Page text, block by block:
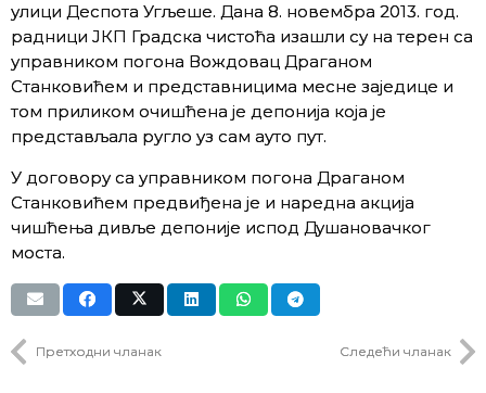
улици Деспота Угљеше. Дана 8. новембра 2013. год.
радници ЈКП Градска чистоћа изашли су на терен са
управником погона Вождовац Драганом
Станковићем и представницима месне заједице и
том приликом очишћена је депонија која је
представљала ругло уз сам ауто пут.
У договору са управником погона Драганом
Станковићем предвиђена је и наредна акција
чишћења дивље депоније испод Душановачког
моста.
Претходни чланак Следећи чланак